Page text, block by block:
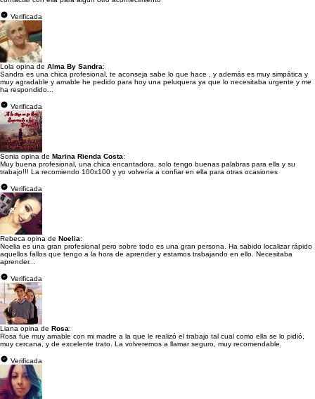
Verificada
Lola opina de Alma By Sandra:
Sandra es una chica profesional, te aconseja sabe lo que hace , y además es muy simpática y
muy agradable y amable he pedido para hoy una peluquera ya que lo necesitaba urgente y me
ha respondido...
Verificada
Sonia opina de Marina Rienda Costa:
Muy buena profesional, una chica encantadora, solo tengo buenas palabras para ella y su
trabajo!!! La recomiendo 100x100 y yo volvería a confiar en ella para otras ocasiones
Verificada
Rebeca opina de Noelia:
Noelia es una gran profesional pero sobre todo es una gran persona. Ha sabido localizar rápido
aquellos fallos que tengo a la hora de aprender y estamos trabajando en ello. Necesitaba
aprender...
Verificada
Liana opina de Rosa:
Rosa fue muy amable con mi madre a la que le realizó el trabajo tal cual como ella se lo pidió,
muy cercana, y de excelente trato. La volveremos a llamar seguro, muy recomendable.
Verificada